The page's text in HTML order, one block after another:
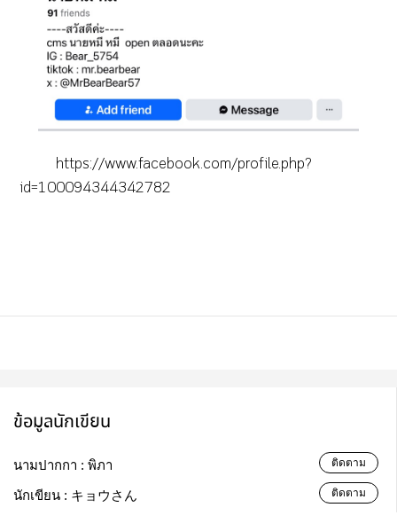
https://www.facebook.com/profile.php?
id=100094344342782
ข้อมูลนักเขียน
นามปากกา : พิภา ติดตาม
นักเขียน : キョウさん ติดตาม